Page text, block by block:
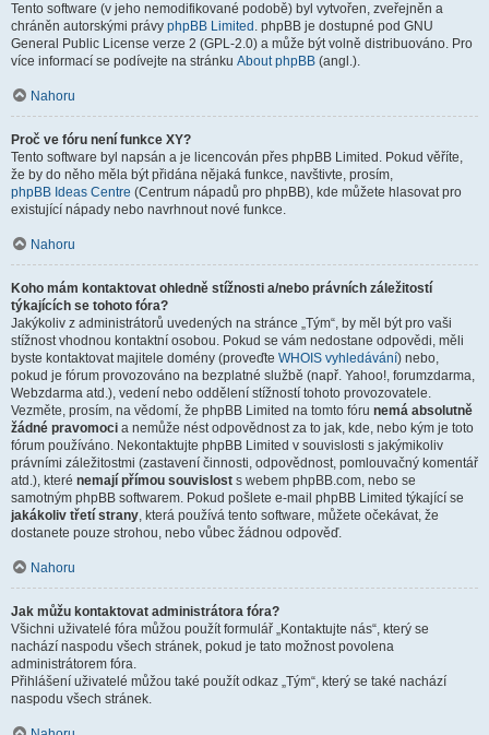
Tento software (v jeho nemodifikované podobě) byl vytvořen, zveřejněn a
chráněn autorskými právy phpBB Limited . phpBB je dostupné pod GNU
General Public License verze 2 (GPL-2.0) a může být volně distribuováno. Pro
více informací se podívejte na stránku About phpBB (angl.).
Nahoru
Proč ve fóru není funkce XY?
Tento software byl napsán a je licencován přes phpBB Limited. Pokud věříte,
že by do něho měla být přidána nějaká funkce, navštivte, prosím,
phpBB Ideas Centre (Centrum nápadů pro phpBB), kde můžete hlasovat pro
existující nápady nebo navrhnout nové funkce.
Nahoru
Koho mám kontaktovat ohledně stížnosti a/nebo právních záležitostí
týkajících se tohoto fóra?
Jakýkoliv z administrátorů uvedených na stránce „Tým“, by měl být pro vaši
stížnost vhodnou kontaktní osobou. Pokud se vám nedostane odpovědi, měli
byste kontaktovat majitele domény (proveďte WHOIS vyhledávání) nebo,
pokud je fórum provozováno na bezplatné službě (např. Yahoo!, forumzdarma,
Webzdarma atd.), vedení nebo oddělení stížností tohoto provozovatele.
Vezměte, prosím, na vědomí, že phpBB Limited na tomto fóru nemá absolutně
žádné pravomoci a nemůže nést odpovědnost za to jak, kde, nebo kým je toto
fórum používáno. Nekontaktujte phpBB Limited v souvislosti s jakýmikoliv
právními záležitostmi (zastavení činnosti, odpovědnost, pomlouvačný komentář
atd.), které nemají přímou souvislost s webem phpBB.com, nebo se
samotným phpBB softwarem. Pokud pošlete e-mail phpBB Limited týkající se
jakákoliv třetí strany, která používá tento software, můžete očekávat, že
dostanete pouze strohou, nebo vůbec žádnou odpověď.
Nahoru
Jak můžu kontaktovat administrátora fóra?
Všichni uživatelé fóra můžou použít formulář „Kontaktujte nás“, který se
nachází naspodu všech stránek, pokud je tato možnost povolena
administrátorem fóra.
Přihlášení uživatelé můžou také použít odkaz „Tým“, který se také nachází
naspodu všech stránek.